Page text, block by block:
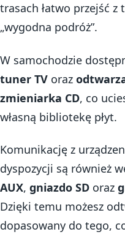
trasach łatwo przejść z
„wygodna podróż”.
W samochodzie
tuner TV oraz
zmieniarka CD, co
własną bibliotekę płyt.
Komunikację z
dyspozycji są również
AUX, gniazdo SD oraz
Dzięki temu możesz
dopasowany do tego,